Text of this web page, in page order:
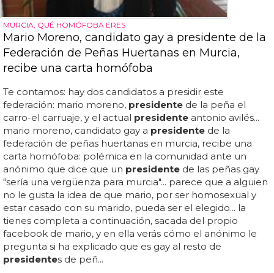
MURCIA, QUÉ HOMÓFOBA ERES
Mario Moreno, candidato gay a presidente de la
Federación de Peñas Huertanas en Murcia,
recibe una carta homófoba
Te contamos: hay dos candidatos a presidir este
federación: mario moreno, presidente de la peña el
carro-el carruaje, y el actual presidente antonio avilés...
mario moreno, candidato gay a presidente de la
federación de peñas huertanas en murcia, recibe una
carta homófoba: polémica en la comunidad ante un
anónimo que dice que un presidente de las peñas gay
"sería una vergüenza para murcia"... parece que a alguien
no le gusta la idea de que mario, por ser homosexual y
estar casado con su marido, pueda ser el elegido... la
tienes completa a continuación, sacada del propio
facebook de mario, y en ella verás cómo el anónimo le
pregunta si ha explicado que es gay al resto de
presidentes de peñ...